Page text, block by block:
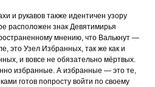
рукавов также идентичен узору
расположен знак Девятимирья
мнению, что Валькнут —
это Узел Избранных, так же как и
и вовсе не обязательно мёртвых.
избранные. А избранные — это те,
готов попросту войти по своему